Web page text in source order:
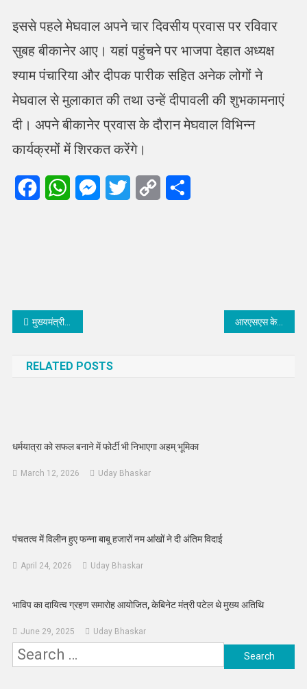
इससे पहले मेघवाल अपने चार दिवसीय प्रवास पर रविवार
सुबह बीकानेर आए। यहां पहुंचने पर भाजपा देहात अध्यक्ष
श्याम पंचारिया और दीपक पारीक सहित अनेक लोगों ने
मेघवाल से मुलाकात की तथा उन्हें दीपावली की शुभकामनाएं
दी। अपने बीकानेर प्रवास के दौरान मेघवाल विभिन्न
कार्यक्रमों में शिरकत करेंगे।
FacebookWhatsAppMessenger
Twitter
Copy
Post
मुख्यमंत्री से मिले खाजूवाला विधायक और नवनियुक्त कुलगुरु आरएसएस के नागौर विभाग संघचालक देवड़ा का निधन, नम आंखों से दी विदाई
RELATED POSTS
धर्मयात्रा को सफल बनाने में फोर्टी भी निभाएगा अहम् भूमिका
March 12, 2026 Uday Bhaskar
पंचतत्व में विलीन हुए फन्ना बाबू हजारों नम आंखों ने दी अंतिम विदाई
April 24, 2026 Uday Bhaskar
भाविप का दायित्व ग्रहण समारोह आयोजित, केबिनेट मंत्री पटेल थे मुख्य अतिथि
June 29, 2025 Uday Bhaskar
Search